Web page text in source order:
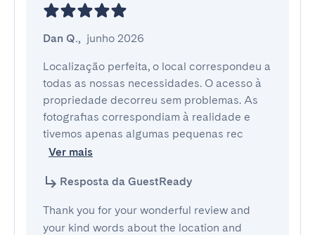
Dan Q., junho 2026
Localização perfeita, o local correspondeu a
todas as nossas necessidades. O acesso à
propriedade decorreu sem problemas. As
fotografias correspondiam à realidade e
tivemos apenas algumas pequenas rec
Ver mais
Resposta da GuestReady
Thank you for your wonderful review and
your kind words about the location and